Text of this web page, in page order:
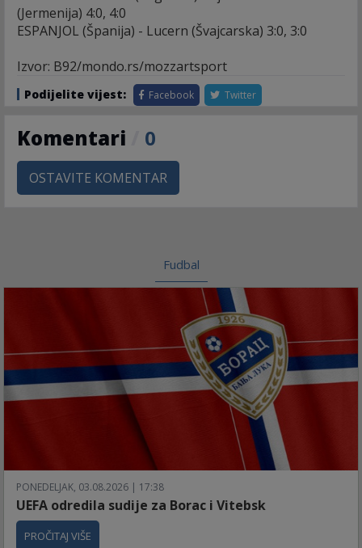
(Jermenija) 4:0, 4:0
ESPANJOL (Španija) - Lucern (Švajcarska) 3:0, 3:0
Izvor: B92/mondo.rs/mozzartsport
Podijelite vijest: Facebook Twitter
Komentari 0
OSTAVITE KOMENTAR
Fudbal
PONEDELJAK, 03.08.2026 | 17:38
UEFA odredila sudije za Borac i Vitebsk
PROČITAJ VIŠE